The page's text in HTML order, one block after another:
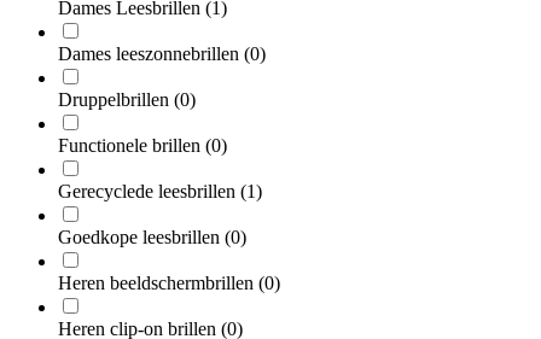
Dames Leesbrillen (1)
Dames leeszonnebrillen (0)
Druppelbrillen (0)
Functionele brillen (0)
Gerecyclede leesbrillen (1)
Goedkope leesbrillen (0)
Heren beeldschermbrillen (0)
Heren clip-on brillen (0)